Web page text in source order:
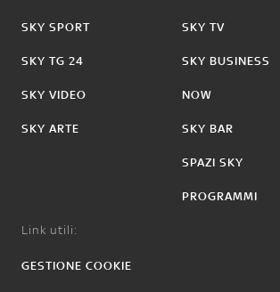
SKY SPORT
SKY TG 24
SKY VIDEO
SKY ARTE
SKY TV
SKY BUSINESS
NOW
SKY BAR
SPAZI SKY
PROGRAMMI
Link utili:
GESTIONE COOKIE